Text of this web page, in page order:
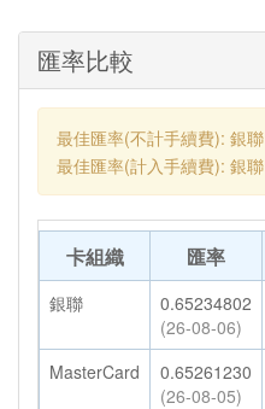
匯率比較
最佳匯率(不計手續費): 銀聯
最佳匯率(計入手續費): 銀聯
卡組織 匯率
銀聯
0.65234802
(26-08-06)
MasterCard
0.65261230
(26-08-05)